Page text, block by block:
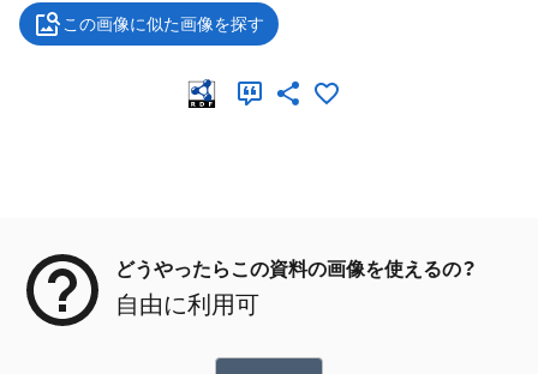
この画像に似た画像を探す
どうやったらこの資料の画像を使えるの？
自由に利用可